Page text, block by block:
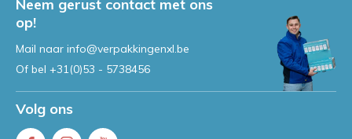
Neem gerust contact met ons
op!
Mail naar info@verpakkingenxl.be
Of bel +31(0)53 - 5738456
Volg ons